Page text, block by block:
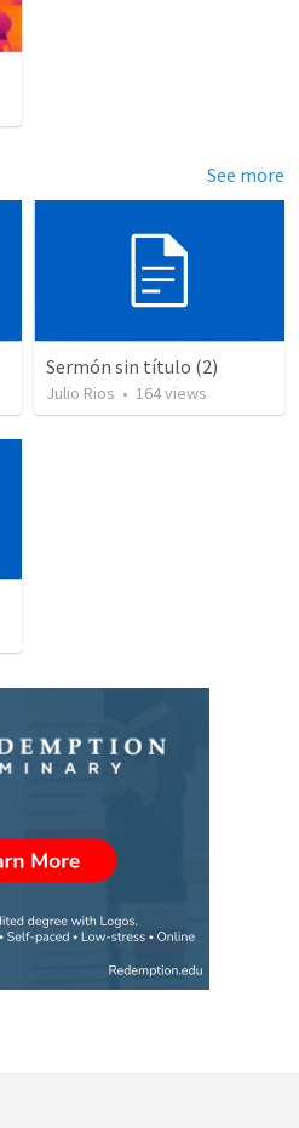
See more
Sermón sin título (2)
Julio Rios • 164views